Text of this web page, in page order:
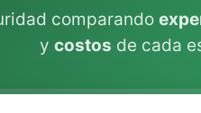
comparando
y costos de cada